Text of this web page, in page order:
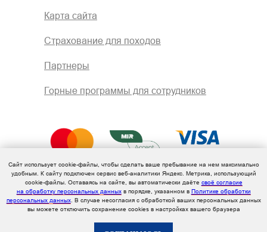
Карта сайта
Партнеры
Страхование для походов
Горные программы для сотрудников
Сайт использует cookie-файлы, чтобы сделать ваше пребывание на нем максимально
удобным. К cайту подключен сервис веб-аналитики Яндекс. Метрика, использующий
cookie-файлы. Оставаясь на сайте, вы автоматически даёте своё согласие
на обработку персональных данныхв порядке, указанном в Политике обработки
персональных данных. В случае несогласия с обработкой ваших персональных данных
вы можете отключить сохранение cookies в настройках вашего браузера